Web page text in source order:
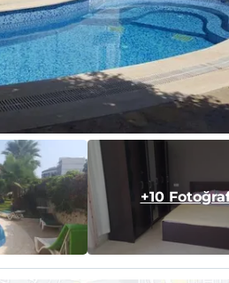
+10